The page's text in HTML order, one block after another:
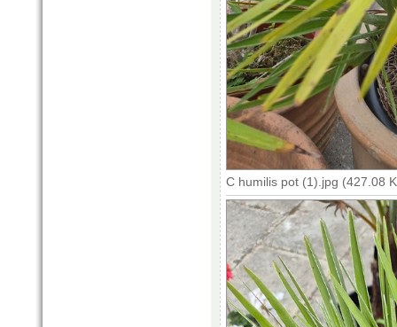
C humilis pot (1).jpg (427.08